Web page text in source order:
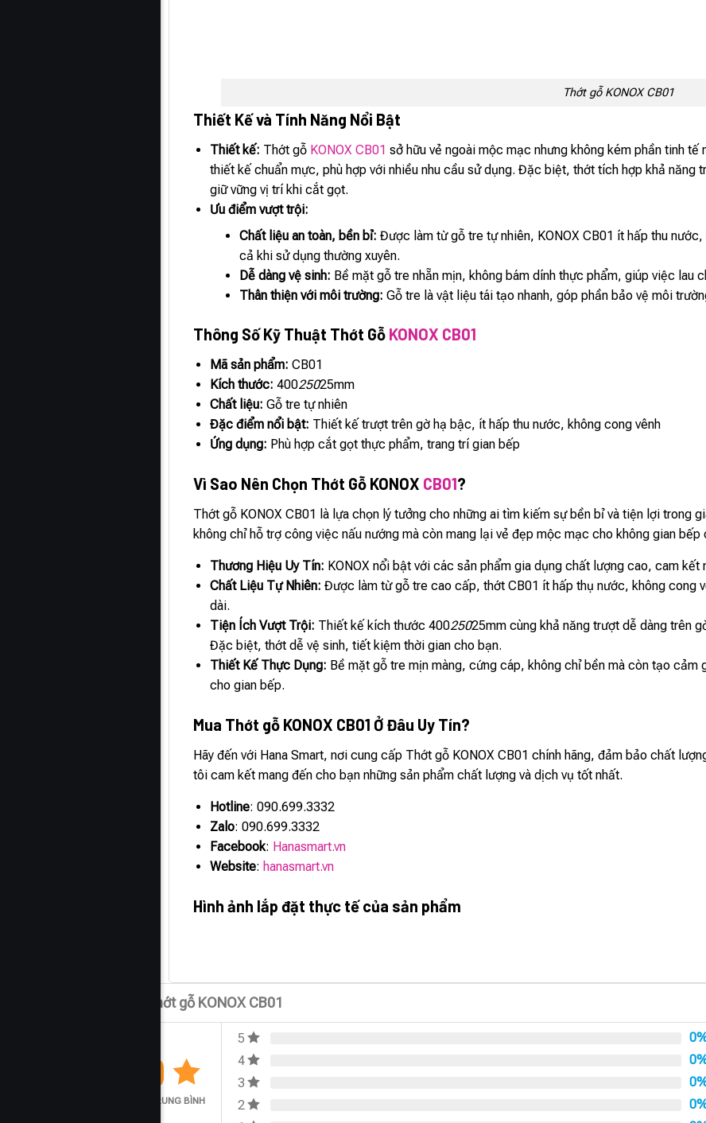
Thớt gỗ KONOX CB01
Thiết Kế và Tính Năng Nổi Bật
Thiết kế: Thớt gỗ KONOX CB01 sở hữu vẻ ngoài mộc mạc nhưng không kém phần tinh
thiết kế chuẩn mực, phù hợp với nhiều nhu cầu sử dụng. Đặc biệt, thớt tích hợp khả năng
giữ vững vị trí khi cắt gọt.
Ưu điểm vượt trội:
Chất liệu an toàn, bền bỉ: Được làm từ gỗ tre tự nhiên, KONOX CB01 ít hấp thu
cả khi sử dụng thường xuyên.
Dễ dàng vệ sinh: Bề mặt gỗ tre nhẵn mịn, không bám dính thực phẩm, giúp việc lau
Thân thiện với môi trường: Gỗ tre là vật liệu tái tạo nhanh, góp phần bảo vệ môi
Thông Số Kỹ Thuật Thớt Gỗ KONOX CB01
Mã sản phẩm: CB01
Kích thước: 40025025mm
Chất liệu: Gỗ tre tự nhiên
Đặc điểm nổi bật: Thiết kế trượt trên gờ hạ bậc, ít hấp thu nước, không cong vênh
Ứng dụng: Phù hợp cắt gọt thực phẩm, trang trí gian bếp
Vì Sao Nên Chọn Thớt Gỗ KONOX CB01?
Thớt gỗ KONOX CB01 là lựa chọn lý tưởng cho những ai tìm kiếm sự bền bỉ và tiện lợi trong
không chỉ hỗ trợ công việc nấu nướng mà còn mang lại vẻ đẹp mộc mạc cho không gian bếp
Thương Hiệu Uy Tín: KONOX nổi bật với các sản phẩm gia dụng chất lượng cao, cam
Chất Liệu Tự Nhiên: Được làm từ gỗ tre cao cấp, thớt CB01 ít hấp thụ nước, không cong
dài.
Tiện Ích Vượt Trội: Thiết kế kích thước 40025025mm cùng khả năng trượt dễ dàng trên
Đặc biệt, thớt dễ vệ sinh, tiết kiệm thời gian cho bạn.
Thiết Kế Thực Dụng: Bề mặt gỗ tre mịn màng, cứng cáp, không chỉ bền mà còn tạo
cho gian bếp.
Mua Thớt gỗ KONOX CB01 Ở Đâu Uy Tín?
Hãy đến với Hana Smart, nơi cung cấp Thớt gỗ KONOX CB01 chính hãng, đảm bảo chất
tôi cam kết mang đến cho bạn những sản phẩm chất lượng và dịch vụ tốt nhất.
Hotline: 090.699.3332
Zalo: 090.699.3332
Facebook: Hanasmart.vn
Website: hanasmart.vn
Hình ảnh lắp đặt thực tế của sản phẩm
Đánh giá Thớt gỗ KONOX CB01
0.0
ĐÁNH GIÁ TRUNG BÌNH
5
4
3
2